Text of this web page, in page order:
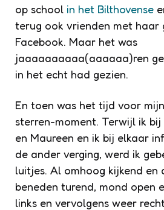
op school in het Bilthovense
terug ook vrienden met haar
Facebook. Maar het was
jaaaaaaaaaa(aaaaaa)ren
in het echt had gezien.
En toen was het tijd voor
sterren-moment. Terwijl ik
en Maureen en ik bij elkaar
de ander verging, werd ik
luitjes. Al omhoog kijkend en
beneden turend, mond open
links en vervolgens weer